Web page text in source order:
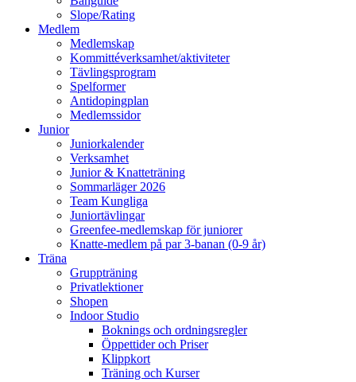
Slope/Rating
Medlem
Medlemskap
Kommittéverksamhet/aktiviteter
Tävlingsprogram
Spelformer
Antidopingplan
Medlemssidor
Junior
Juniorkalender
Verksamhet
Junior & Knatteträning
Sommarläger 2026
Team Kungliga
Juniortävlingar
Greenfee-medlemskap för juniorer
Knatte-medlem på par 3-banan (0-9 år)
Träna
Gruppträning
Privatlektioner
Shopen
Indoor Studio
Boknings och ordningsregler
Öppettider och Priser
Klippkort
Träning och Kurser